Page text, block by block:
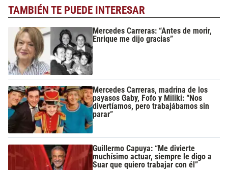
TAMBIÉN TE PUEDE INTERESAR
Mercedes Carreras: “Antes de morir,
Enrique me dijo gracias”
Mercedes Carreras, madrina de los
payasos Gaby, Fofo y Miliki: “Nos
divertíamos, pero trabajábamos sin
parar”
Guillermo Capuya: “Me divierte
muchísimo actuar, siempre le digo a
Suar que quiero trabajar con él”